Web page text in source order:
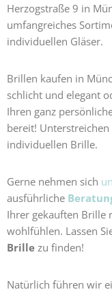
Herzogstraße 9 in
umfangreiches
individuellen Gläser.
Brillen kaufen in
schlicht und elegant
Ihren ganz
bereit!
individuellen Brille.
Gerne nehmen sich
ausführliche
Ihrer gekauften Brille
wohlfühlen. Lassen
Brille zu finden!
Natürlich führen wir